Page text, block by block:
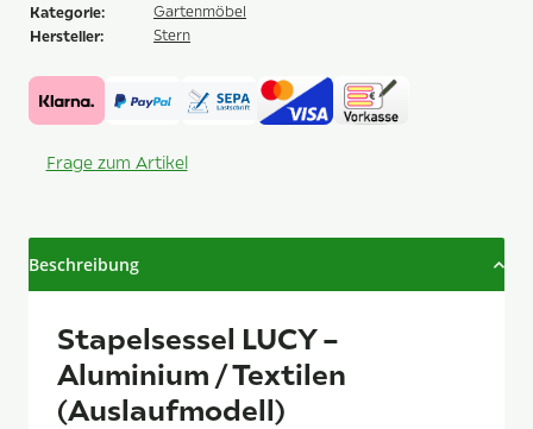
Kategorie: Gartenmöbel
Hersteller: Stern
Frage zum Artikel
Beschreibung
Stapelsessel LUCY –
Aluminium / Textilen
(Auslaufmodell)